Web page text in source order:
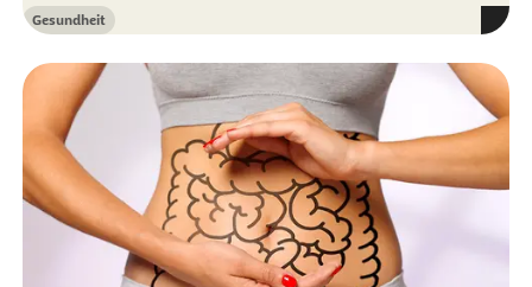
Kategorie
Gesundheit